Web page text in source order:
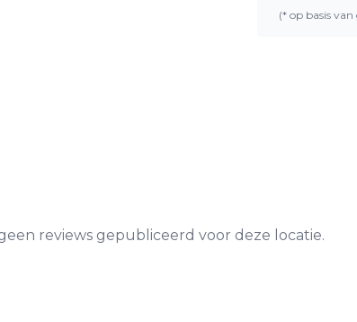
(* op basis
reviews gepubliceerd voor deze locatie.